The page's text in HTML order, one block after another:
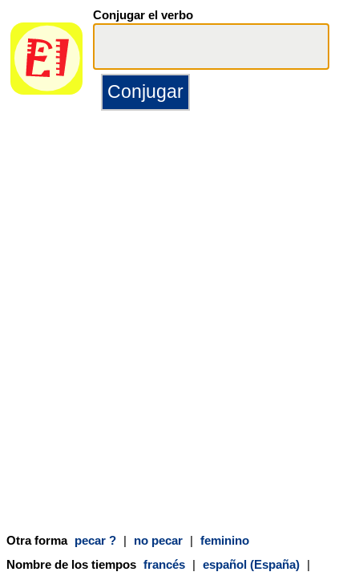
Conjugar el verbo
Otra forma pecar ? | no pecar | feminino
Nombre de los tiempos francés | español (España) |